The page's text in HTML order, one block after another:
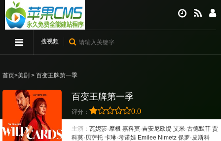
搜视频
首页>美剧 > 百变王牌第一季
百变王牌第一季
评分： 0.0
主演： 瓦妮莎·摩根 嘉科莫·吉安尼欧缇 艾米·古德默菲 贾
科莫·贝萨托 卡琳·考诺娃 Emilee Nimetz 保罗·皮斯科